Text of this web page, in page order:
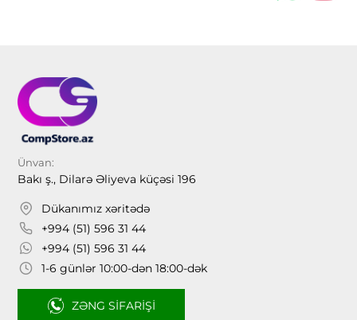
Ünvan:
Bakı ş., Dilarə Əliyeva küçəsi 196
Dükanımız xəritədə
+994 (51) 596 31 44
+994 (51) 596 31 44
1-6 günlər 10:00-dən 18:00-dək
ZƏNG SIFARIŞI